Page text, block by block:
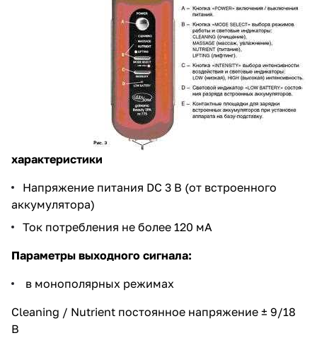
характеристики
Напряжение питания DC 3 В (от встроенного
аккумулятора)
Ток потребления не более 120 мА
Параметры выходного сигнала:
в монополярных режимах
Cleaning / Nutrient постоянное напряжение ± 9/18
В